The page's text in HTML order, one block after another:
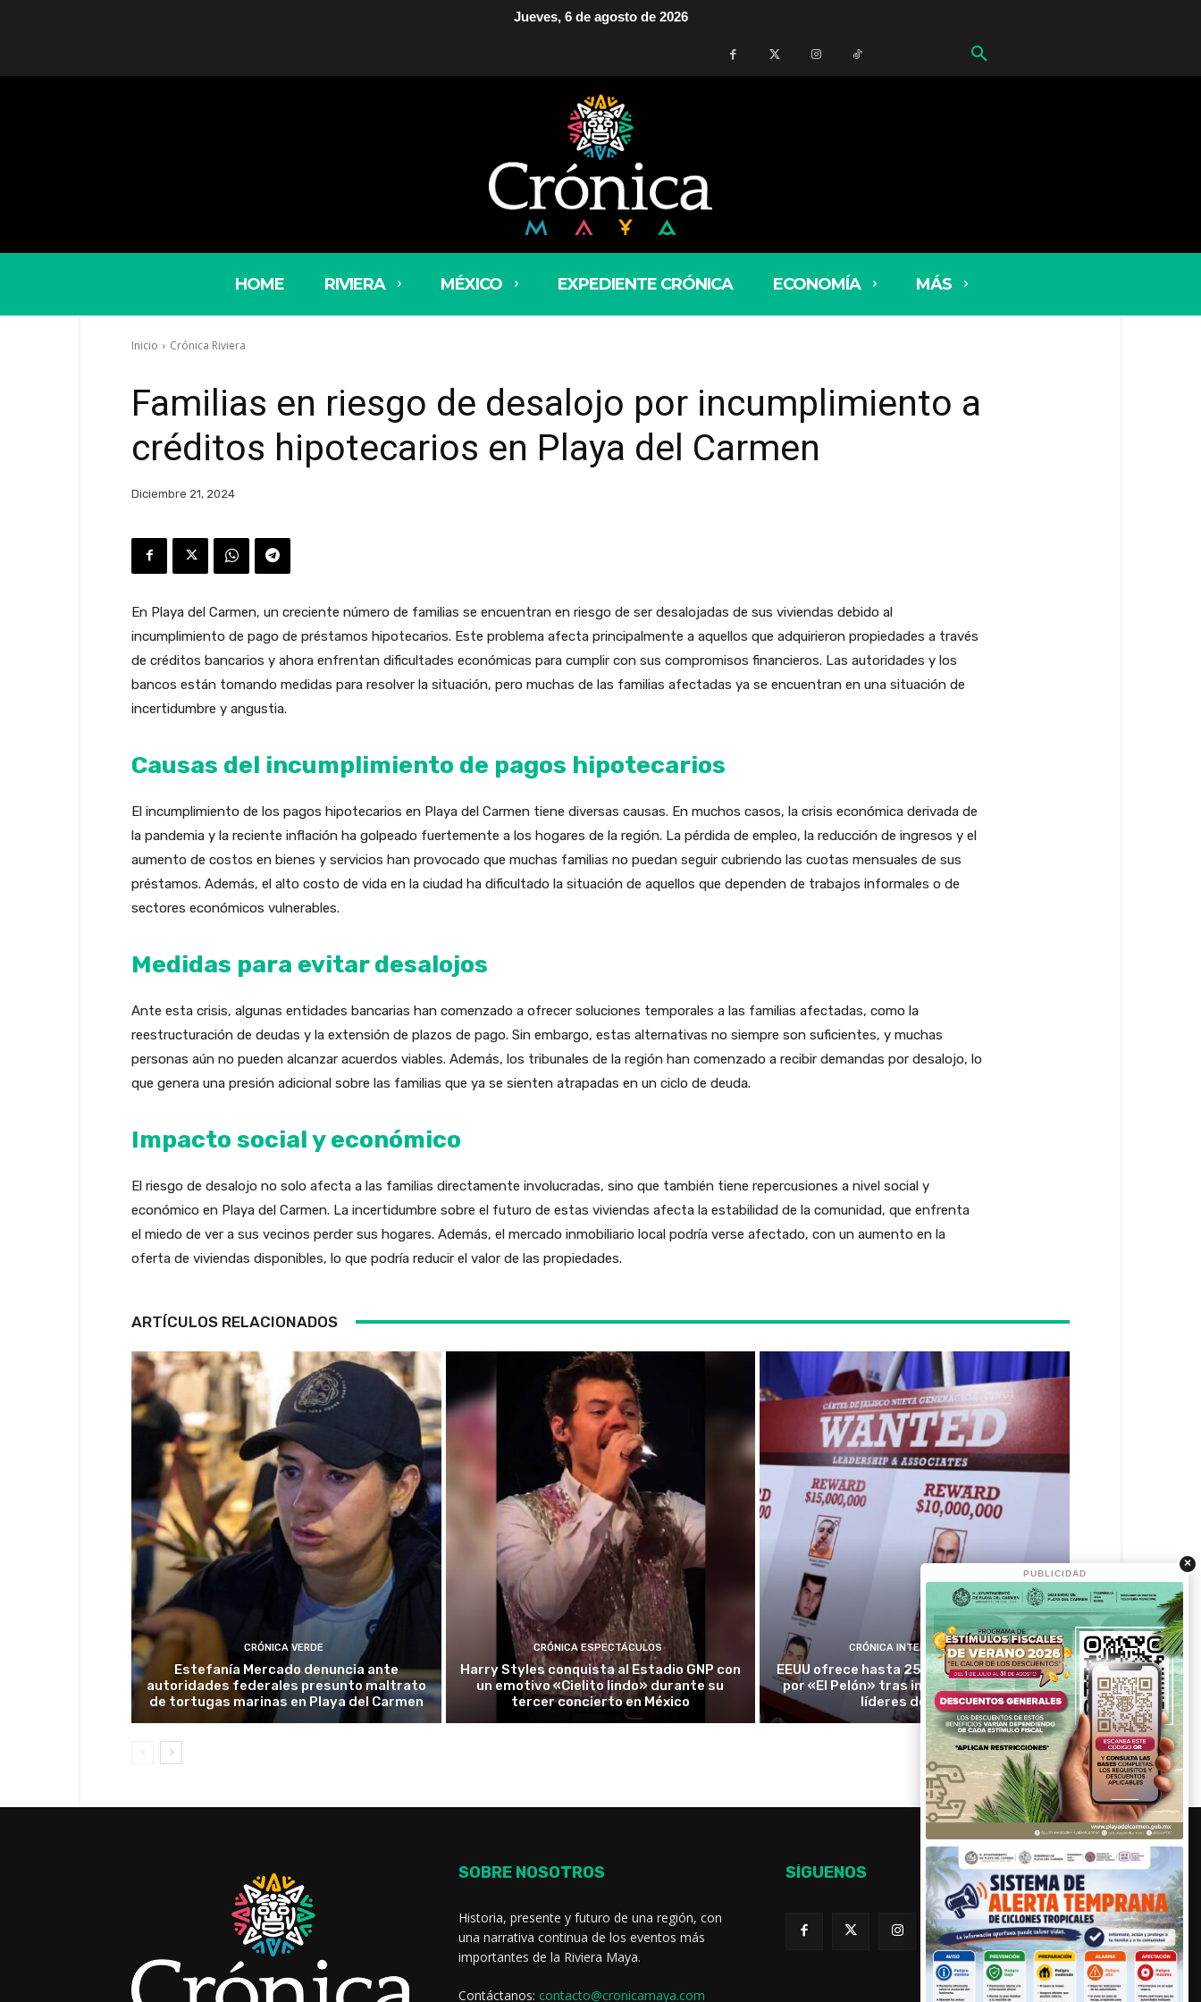
Jueves, 6 de agosto de 2026
HOME RIVIERA MÉXICO EXPEDIENTE CRÓNICA ECONOMÍA MÁS
Inicio Crónica Riviera
Familias en riesgo de desalojo por incumplimiento a
créditos hipotecarios en Playa del Carmen
Diciembre 21, 2024
En Playa del Carmen, un creciente número de familias se encuentran en riesgo de ser desalojadas de sus viviendas debido al
incumplimiento de pago de préstamos hipotecarios. Este problema afecta principalmente a aquellos que adquirieron propiedades a través
de créditos bancarios y ahora enfrentan dificultades económicas para cumplir con sus compromisos financieros. Las autoridades y los
bancos están tomando medidas para resolver la situación, pero muchas de las familias afectadas ya se encuentran en una situación de
incertidumbre y angustia.
Causas del incumplimiento de pagos hipotecarios
El incumplimiento de los pagos hipotecarios en Playa del Carmen tiene diversas causas. En muchos casos, la crisis económica derivada de
la pandemia y la reciente inflación ha golpeado fuertemente a los hogares de la región. La pérdida de empleo, la reducción de ingresos y el
aumento de costos en bienes y servicios han provocado que muchas familias no puedan seguir cubriendo las cuotas mensuales de sus
préstamos. Además, el alto costo de vida en la ciudad ha dificultado la situación de aquellos que dependen de trabajos informales o de
sectores económicos vulnerables.
Medidas para evitar desalojos
Ante esta crisis, algunas entidades bancarias han comenzado a ofrecer soluciones temporales a las familias afectadas, como la
reestructuración de deudas y la extensión de plazos de pago. Sin embargo, estas alternativas no siempre son suficientes, y muchas
personas aún no pueden alcanzar acuerdos viables. Además, los tribunales de la región han comenzado a recibir demandas por desalojo, lo
que genera una presión adicional sobre las familias que ya se sienten atrapadas en un ciclo de deuda.
Impacto social y económico
El riesgo de desalojo no solo afecta a las familias directamente involucradas, sino que también tiene repercusiones a nivel social y
económico en Playa del Carmen. La incertidumbre sobre el futuro de estas viviendas afecta la estabilidad de la comunidad, que enfrenta
el miedo de ver a sus vecinos perder sus hogares. Además, el mercado inmobiliario local podría verse afectado, con un aumento en la
oferta de viviendas disponibles, lo que podría reducir el valor de las propiedades.
ARTÍCULOS RELACIONADOS
CRÓNICA VERDE
Estefanía Mercado denuncia ante
autoridades federales presunto maltrato
de tortugas marinas en Playa del Carmen
CRÓNICA ESPECTÁCULOS
Harry Styles conquista al Estadio GNP con
un emotivo «Cielito lindo» durante su
tercer concierto en México
CRÓNICA INTERNACIONAL
EEUU ofrece hasta 25 millones de dólares
por «El Pelón» tras imputar a presuntos
líderes del CJNG
SOBRE NOSOTROS
Historia, presente y futuro de una región, con
una narrativa continua de los eventos más
importantes de la Riviera Maya.
Contáctanos: contacto@cronicamaya.com
SÍGUENOS
×
PUBLICIDAD